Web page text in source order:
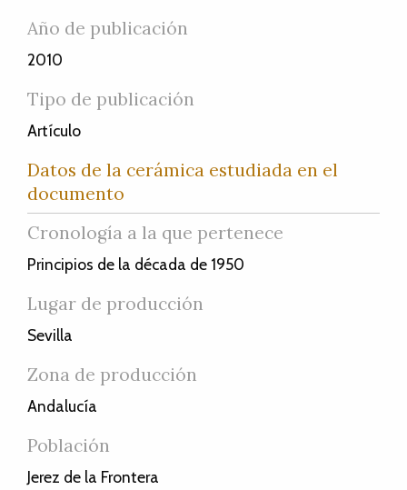
Año de publicación
2010
Tipo de publicación
Artículo
Datos de la cerámica estudiada en el
documento
Cronología a la que pertenece
Principios de la década de 1950
Lugar de producción
Sevilla
Zona de producción
Andalucía
Población
Jerez de la Frontera